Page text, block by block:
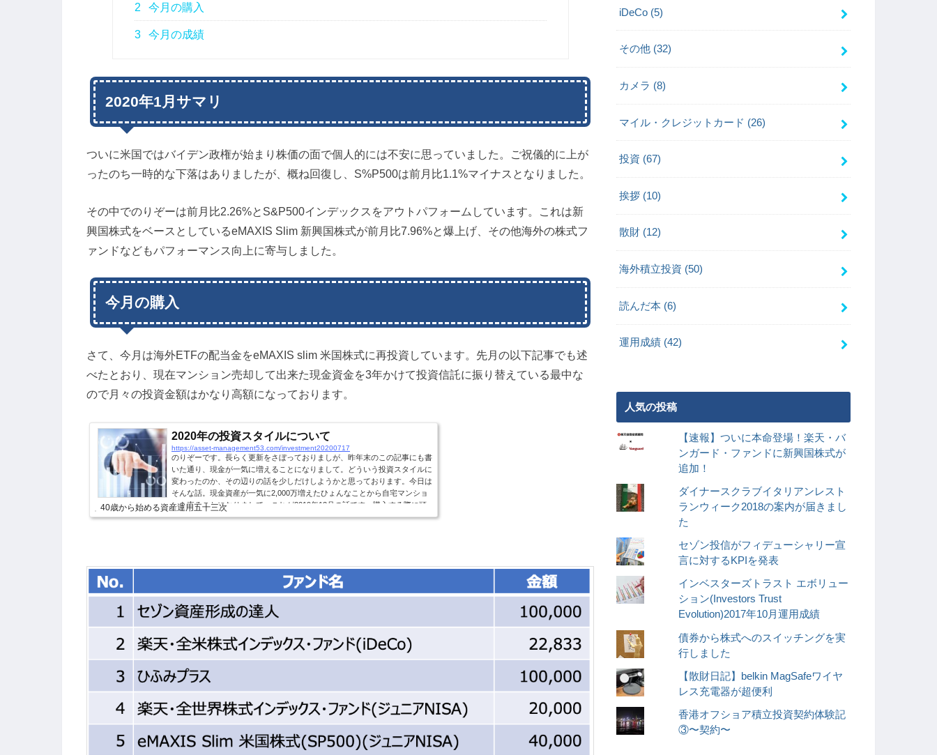
2 今月の購入
3 今月の成績
2020年1月サマリ
ついに米国ではバイデン政権が始まり株価の面で個人的には不安に思っていました。ご祝儀的に上が
ったのち一時的な下落はありましたが、概ね回復し、S%P500は前月比1.1%マイナスとなりました。
その中でのりぞーは前月比2.26%とS&P500インデックスをアウトパフォームしています。これは新
興国株式をベースとしているeMAXIS Slim 新興国株式が前月比7.96%と爆上げ、その他海外の株式フ
ァンドなどもパフォーマンス向上に寄与しました。
今月の購入
さて、今月は海外ETFの配当金をeMAXIS slim 米国株式に再投資しています。先月の以下記事でも述
べたとおり、現在マンション売却して出来た現金資金を3年かけて投資信託に振り替えている最中な
ので月々の投資金額はかなり高額になっております。
2020年の投資スタイルについて
https://asset-management53.com/investment20200717
のりぞーです。長らく更新をさぼっておりましが、昨年末のこの記事にも書
いた通り、現金が一気に増えることになりまして。どういう投資スタイルに
変わったのか、その辺りの話を少しだけしようかと思っております。今日は
そんな話。現金資産が一気に2,000万増えたひょんなことから自宅マンショ
ンを売ることになりまして。これが2019年12月の話です。購入する際に頭
金をそれなりに入れていたということと、コロナ禍の前だったので高値で売
40歳から始める資産運用五十三次
iDeCo (5)
その他 (32)
カメラ (8)
マイル・クレジットカード (26)
投資 (67)
挨拶 (10)
散財 (12)
海外積立投資 (50)
読んだ本 (6)
運用成績 (42)
人気の投稿
【速報】ついに本命登場！楽天・バ
ンガード・ファンドに新興国株式が
追加！
ダイナースクラブイタリアンレスト
ランウィーク2018の案内が届きまし
た
セゾン投信がフィデューシャリー宣
言に対するKPIを発表
インベスターズトラスト エボリュー
ション(Investors Trust
Evolution)2017年10月運用成績
債券から株式へのスイッチングを実
行しました
【散財日記】belkin MagSafeワイヤ
レス充電器が超便利
香港オフショア積立投資契約体験記
③〜契約〜